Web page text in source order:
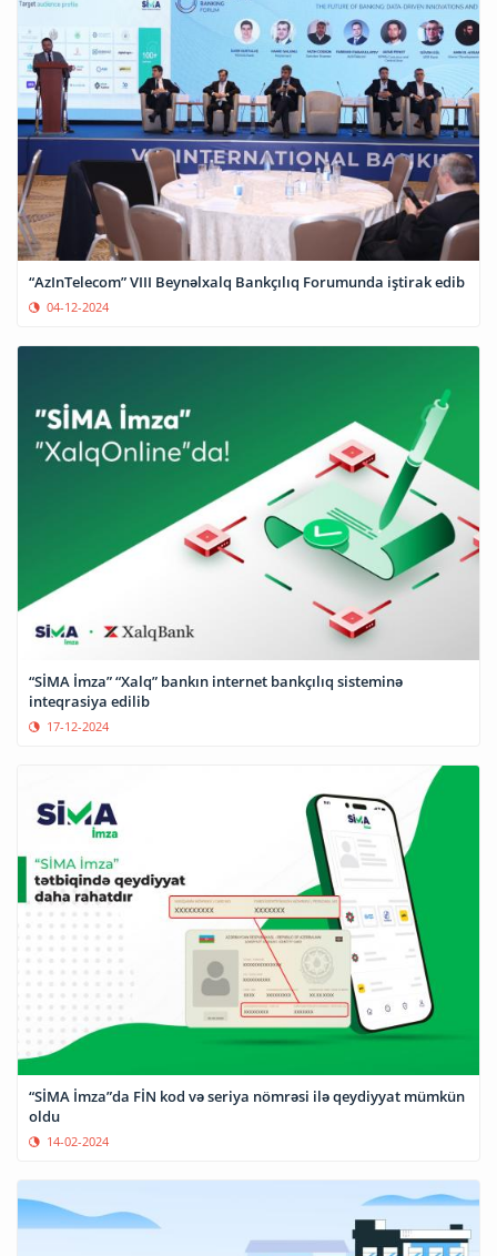
“AzInTelecom” VIII Beynəlxalq Bankçılıq Forumunda iştirak edib
04-12-2024
“SİMA İmza” “Xalq” bankın internet bankçılıq sisteminə
inteqrasiya edilib
17-12-2024
“SİMA İmza”da FİN kod və seriya nömrəsi ilə qeydiyyat mümkün
oldu
14-02-2024